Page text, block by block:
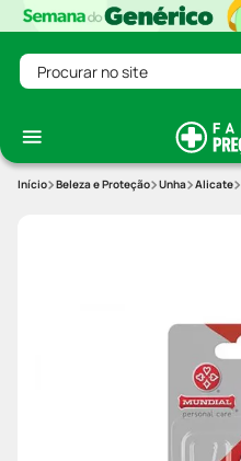
Procurar no site
Beleza e Proteção Unha Alicate